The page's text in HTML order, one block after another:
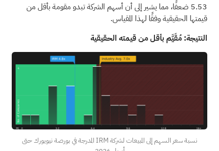
5.53 ضعفًا، مما يشير إلى أن أسهم الشركة تبدو مقومة بأقل من
قيمتها الحقيقية وفقًا لهذا المقياس.
النتيجة: مُقَيَّم بأقل من قيمته الحقيقية
نسبة سعر السهم إلى المبيعات لشركة IRM المدرجة في بورصة نيويورك حتى